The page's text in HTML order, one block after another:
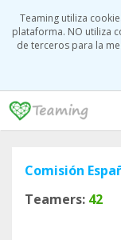
Teaming utiliza
plataforma. NO utiliza
de terceros para la
Comisión
Teamers: 42